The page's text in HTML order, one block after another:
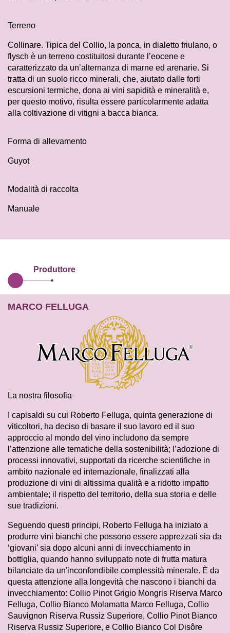
Terreno
Collinare. Tipica del Collio, la ponca, in dialetto friulano, o
flysch è un terreno costituitosi durante l’eocene e
caratterizzato da un’alternanza di marne ed arenarie. Si
tratta di un suolo ricco minerali, che, aiutato dalle forti
escursioni termiche, dona ai vini sapidità e mineralità e,
per questo motivo, risulta essere particolarmente adatta
alla coltivazione di vitigni a bacca bianca.
Forma di allevamento
Guyot
Modalità di raccolta
Manuale
Produttore
MARCO FELLUGA
La nostra filosofia
I capisaldi su cui Roberto Felluga, quinta generazione di
viticoltori, ha deciso di basare il suo lavoro ed il suo
approccio al mondo del vino includono da sempre
l’attenzione alle tematiche della sostenibilità; l’adozione di
processi innovativi, supportati da ricerche scientifiche in
ambito nazionale ed internazionale, finalizzati alla
produzione di vini di altissima qualità e a ridotto impatto
ambientale; il rispetto del territorio, della sua storia e delle
sue tradizioni.
Seguendo questi principi, Roberto Felluga ha iniziato a
produrre vini bianchi che possono essere apprezzati sia da
‘giovani’ sia dopo alcuni anni di invecchiamento in
bottiglia, quando hanno sviluppato note di frutta matura
bilanciate da un'inconfondibile complessità minerale. È da
questa attenzione alla longevità che nascono i bianchi da
invecchiamento: Collio Pinot Grigio Mongris Riserva Marco
Felluga, Collio Bianco Molamatta Marco Felluga, Collio
Sauvignon Riserva Russiz Superiore, Collio Pinot Bianco
Riserva Russiz Superiore, e Collio Bianco Col Disôre